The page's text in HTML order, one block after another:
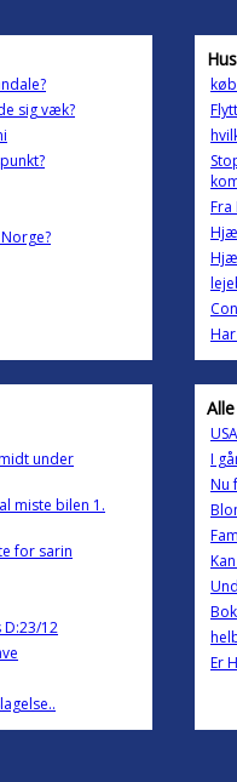
sig væk?
Fra
under
miste bilen 1.
for sarin
D:23/12
I
Nu
Er